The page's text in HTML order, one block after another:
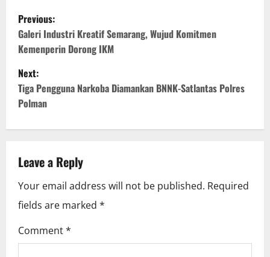
P
o
s
t
n
v
i
g
a
Previous:
Galeri Industri Kreatif Semarang, Wujud Komitmen
Kemenperin Dorong IKM
Next:
Tiga Pengguna Narkoba Diamankan BNNK-Satlantas Polres
Polman
Leave a Reply
Your email address will not be published. Required
fields are marked *
Comment*